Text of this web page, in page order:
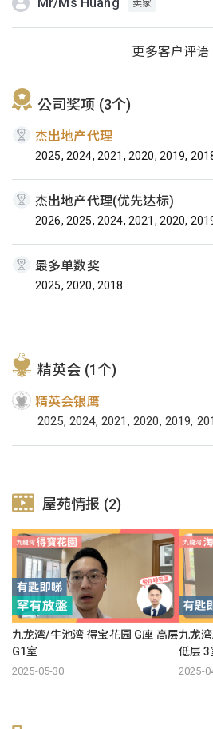
Mr/Ms Huang 卖家
更多客户评语
公司奖项 (3个)
杰出地产代理
2025, 2024, 2021, 2020, 2019,
杰出地产代理(优先达标)
2026, 2025, 2024, 2021, 2020,
最多单数奖
2025, 2020, 2018
精英会 (1个)
精英会银鹰
2025, 2024, 2021, 2020, 2019,
屋苑情报 (2)
九龙湾/牛池湾 得宝花园 G座 高层
G1室
2025-05-30
九龙
低层 3
2025-